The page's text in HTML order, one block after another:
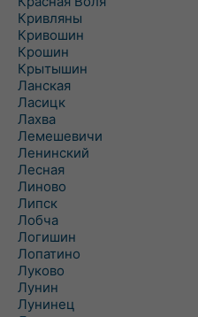
Кривляны
Кривошин
Крошин
Крытышин
Ланская
Ласицк
Лахва
Лемешевичи
Ленинский
Лесная
Линово
Липск
Лобча
Логишин
Лопатино
Луково
Лунин
Лунинец